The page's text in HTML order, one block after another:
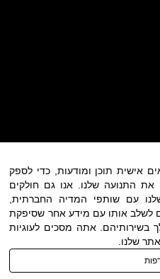
נגישות
| כל
אישית תוכן ומודעות, כדי לספק
התנועה שלנו. אנו גם חולקים
עם שותפי המדיה החברתית,
לשלב אותו עם מידע אחר שסיפקת
אתה מסכים לעוגיות
שלנו.